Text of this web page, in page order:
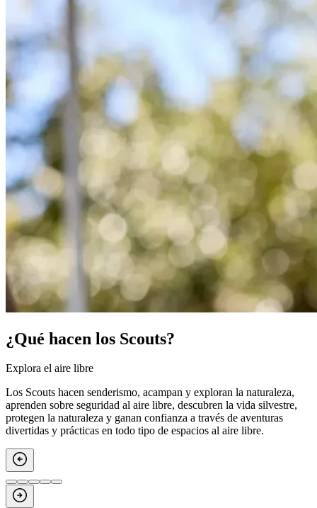
¿Qué hacen los Scouts?
Explora el aire libre
Los Scouts hacen senderismo, acampan y exploran la naturaleza,
aprenden sobre seguridad al aire libre, descubren la vida silvestre,
protegen la naturaleza y ganan confianza a través de aventuras
divertidas y prácticas en todo tipo de espacios al aire libre.